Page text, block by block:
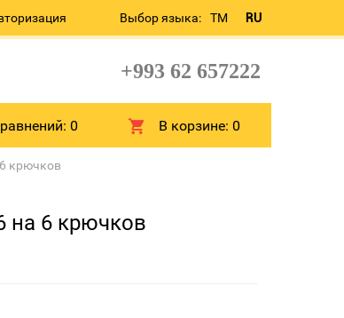
Выбор языка: TM RU
+993 62 657222
0 В корзине:0
крючков
на 6 крючков